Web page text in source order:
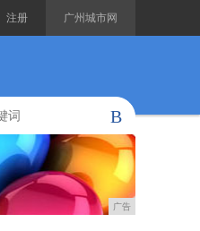
广州城市网
注册
B
广告